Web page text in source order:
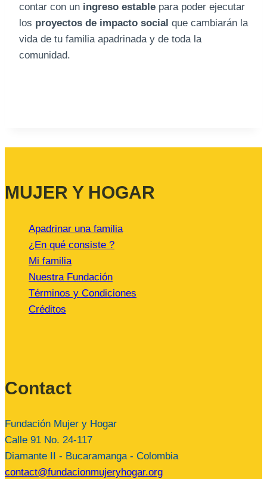
contar con un ingreso estable para poder ejecutar
los proyectos de impacto social que cambiarán la
vida de tu familia apadrinada y de toda la
comunidad.
MUJER Y HOGAR
Apadrinar una familia
¿En qué consiste ?
Mi familia
Nuestra Fundación
Términos y Condiciones
Créditos
Contact
Fundación Mujer y Hogar
Calle 91 No. 24-117
Diamante II - Bucaramanga - Colombia
contact@fundacionmujeryhogar.org